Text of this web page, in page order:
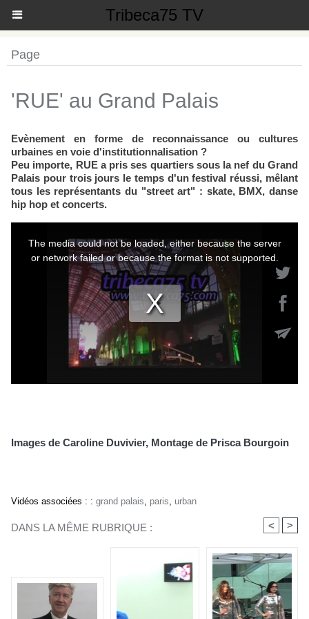
Tribeca75 TV
Page
'RUE' au Grand Palais
Evènement en forme de reconnaissance ou cultures
urbaines en voie d'institutionnalisation ?
Peu importe, RUE a pris ses quartiers sous la nef du Grand
Palais pour trois jours le temps d'un festival réussi, mêlant
tous les représentants du "street art" : skate, BMX, danse
hip hop et concerts.
Images de Caroline Duvivier, Montage de Prisca Bourgoin
Vidéos associées : : grand palais, paris, urban
DANS LA MÊME RUBRIQUE : < >